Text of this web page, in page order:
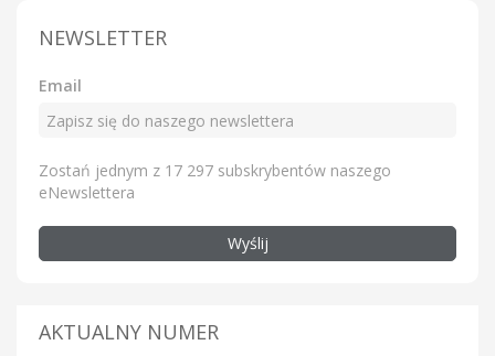
NEWSLETTER
Email
Zostań jednym z 17 297 subskrybentów naszego
eNewslettera
Wyślij
AKTUALNY NUMER